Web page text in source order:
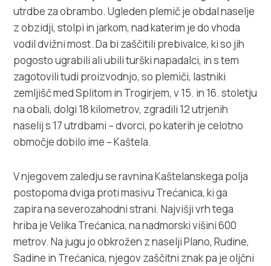
+385 21 227 933
info@kastela-info.hr
Villa Nika, Kamberovo šetalište 30,
21216 Kaštel Stari, Hrvatska
Navodila
utrdbe za obrambo. Ugleden plemič je obdal naselje
z obzidji, stolpi in jarkom, nad katerim je do vhoda
vodil dvižni most. Da bi zaščitili prebivalce, ki so jih
pogosto ugrabili ali ubili turški napadalci, in s tem
zagotovili tudi proizvodnjo, so plemiči, lastniki
zemljišč med Splitom in Trogirjem, v 15. in 16. stoletju
na obali, dolgi 18 kilometrov, zgradili 12 utrjenih
naselij s 17 utrdbami – dvorci, po katerih je celotno
območje dobilo ime – Kaštela.
V njegovem zaledju se ravnina Kaštelanskega polja
postopoma dviga proti masivu Trećanica, ki ga
zapira na severozahodni strani. Najvišji vrh tega
hriba je Velika Trećanica, na nadmorski višini 600
metrov. Na jugu jo obkrožen z naselji Plano, Rudine,
Sadine in Trećanica, njegov zaščitni znak pa je oljčni